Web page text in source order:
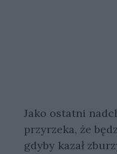
Jako ostatni
przyrzeka, że
gdyby kazał